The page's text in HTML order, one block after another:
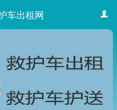
车出租网